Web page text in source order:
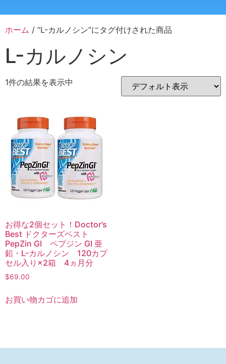
ホーム / “L-カルノシン”にタグ付けされた商品
L-カルノシン
1件の結果を表示中
お得な2個セット！Doctor’s
Best ドクターズベスト
PepZin GI ペプジン GI 亜
鉛・L-カルノシン 120カプ
セル入り×2箱 4ヵ月分
$69.00
お買い物カゴに追加